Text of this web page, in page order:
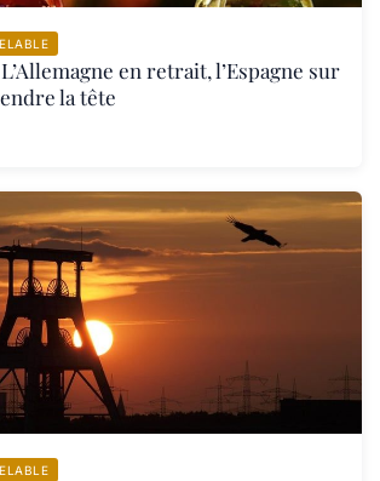
en retrait, l’Espagne sur
la tête